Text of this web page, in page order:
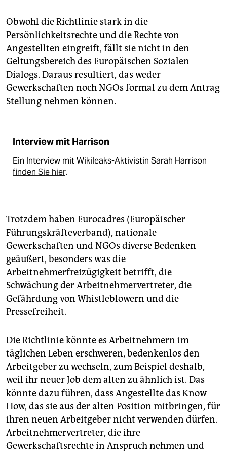
Obwohl die Richtlinie stark in die
Persönlichkeitsrechte und die Rechte von
Angestellten eingreift, fällt sie nicht in den
Geltungsbereich des Europäischen Sozialen
Dialogs. Daraus resultiert, das weder
Gewerkschaften noch NGOs formal zu dem Antrag
Stellung nehmen können.
Interview mit Harrison
Ein Interview mit Wikileaks-Aktivistin Sarah Harrison
finden Sie hier.
Trotzdem haben Eurocadres (Europäischer
Führungskräfteverband), nationale
Gewerkschaften und NGOs diverse Bedenken
geäußert, besonders was die
Arbeitnehmerfreizügigkeit betrifft, die
Schwächung der Arbeitnehmervertreter, die
Gefährdung von Whistleblowern und die
Pressefreiheit.
Die Richtlinie könnte es Arbeitnehmern im
täglichen Leben erschweren, bedenkenlos den
Arbeitgeber zu wechseln, zum Beispiel deshalb,
weil ihr neuer Job dem alten zu ähnlich ist. Das
könnte dazu führen, dass Angestellte das Know
How, das sie aus der alten Position mitbringen, für
ihren neuen Arbeitgeber nicht verwenden dürfen.
Arbeitnehmervertreter, die ihre
Gewerkschaftsrechte in Anspruch nehmen und